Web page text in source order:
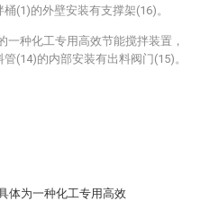
体为一种化工专用高效
(1)的外壁安装有支撑架(16)。
一种化工专用高效节能搅拌装置，
(14)的内部安装有出料阀门(15)。